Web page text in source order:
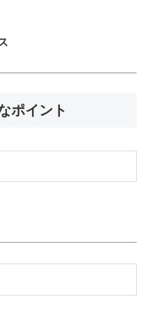
ポイント